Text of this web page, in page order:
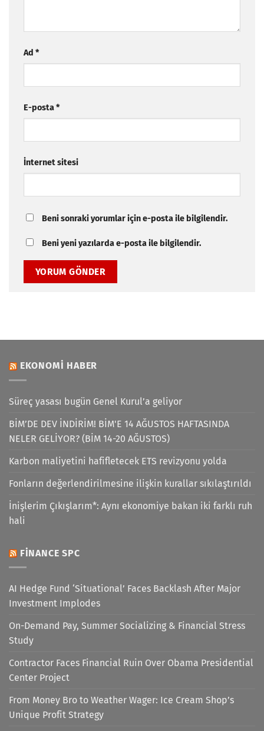
Ad *
E-posta*
İnternet sitesi
Beni sonraki yorumlar için e-posta ile bilgilendir.
Beni yeni yazılarda e-posta ile bilgilendir.
EKONOMI HABER
Süreç yasası bugün Genel Kurul’a geliyor
BİM’DE DEV İNDİRİM! BİM'E 14 AĞUSTOS HAFTASINDA
NELER GELİYOR? (BİM 14-20 AĞUSTOS)
Karbon maliyetini hafifletecek ETS revizyonu yolda
Fonların değerlendirilmesine ilişkin kurallar sıkılaştırıldı
İnişlerim Çıkışlarım*: Aynı ekonomiye bakan iki farklı ruh
hali
FINANCE SPC
AI Hedge Fund ‘Situational’ Faces Backlash After Major
Investment Implodes
On-Demand Pay, Summer Socializing & Financial Stress
Study
Contractor Faces Financial Ruin Over Obama Presidential
Center Project
From Money Bro to Weather Wager: Ice Cream Shop’s
Unique Profit Strategy